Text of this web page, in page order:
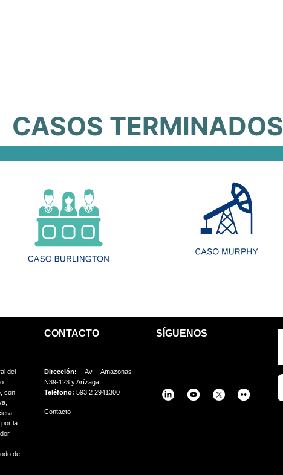
CASOS TERMINADOS
del
con
la
de
CONTACTO
Dirección: Av. Amazonas
N39-123 y Arízaga
Teléfono: 593 2 2941300
Contacto
SÍGUENOS